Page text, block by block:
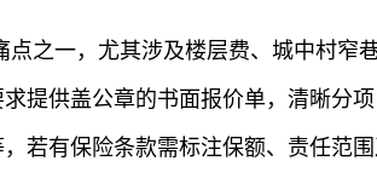
之一，尤其涉及楼层费、城中村
提供盖公章的书面报价单，清晰分
若有保险条款需标注保额、责任范